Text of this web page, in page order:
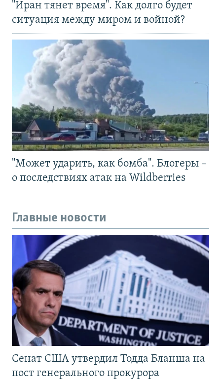
"Иран тянет время". Как долго будет
ситуация между миром и войной?
"Может ударить, как бомба". Блогеры –
о последствиях атак на Wildberries
Главные новости
Сенат США утвердил Тодда Бланша на
пост генерального прокурора